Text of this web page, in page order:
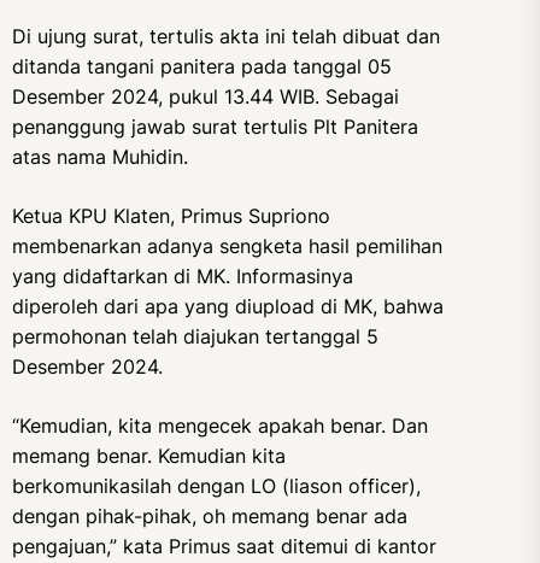
Di ujung surat, tertulis akta ini telah dibuat dan
ditanda tangani panitera pada tanggal 05
Desember 2024, pukul 13.44 WIB. Sebagai
penanggung jawab surat tertulis Plt Panitera
atas nama Muhidin.
Ketua KPU Klaten, Primus Supriono
membenarkan adanya sengketa hasil pemilihan
yang didaftarkan di MK. Informasinya
diperoleh dari apa yang diupload di MK, bahwa
permohonan telah diajukan tertanggal 5
Desember 2024.
“Kemudian, kita mengecek apakah benar. Dan
memang benar. Kemudian kita
berkomunikasilah dengan LO (liason officer),
dengan pihak-pihak, oh memang benar ada
pengajuan,” kata Primus saat ditemui di kantor